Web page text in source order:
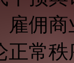
雇佣
正常